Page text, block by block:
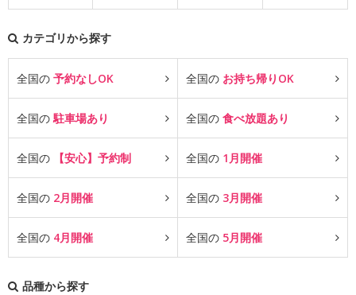
カテゴリから探す
全国の 予約なしOK 全国の お持ち帰りOK
全国の駐車場あり 全国の 食べ放題あり
全国の 【安心】予約制 全国の 1月開催
全国の 2月開催 全国の 3月開催
全国の 4月開催 全国の 5月開催
品種から探す